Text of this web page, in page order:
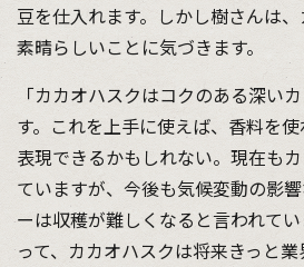
豆を仕入れます。しかし樹さんは
素晴らしいことに気づきます。
「カカオハスクはコクのある深い
す。これを上手に使えば、香料を
表現できるかもしれない。現在も
ていますが、今後も気候変動の影
ーは収穫が難しくなると言われて
って、カカオハスクは将来きっと